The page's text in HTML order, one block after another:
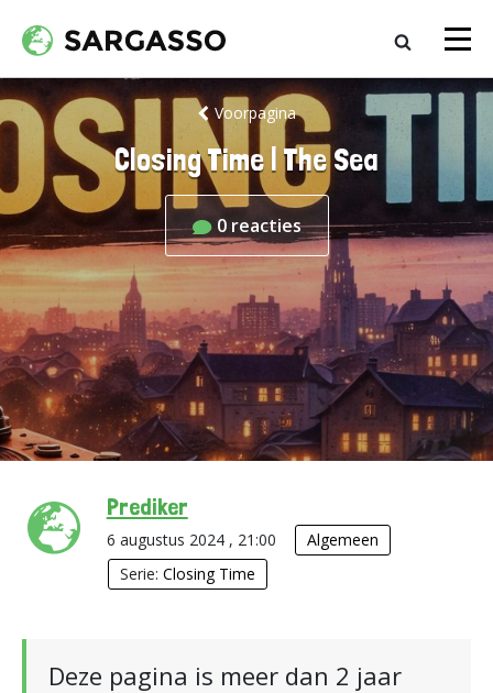
Voorpagina
Closing Time | The Sea
0 reacties
Prediker
6 augustus 2024 , 21:00
Algemeen
Serie: Closing Time
Deze pagina is meer dan 2 jaar